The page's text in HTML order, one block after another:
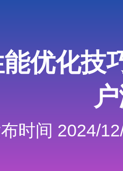
能优化技
时间 2024/